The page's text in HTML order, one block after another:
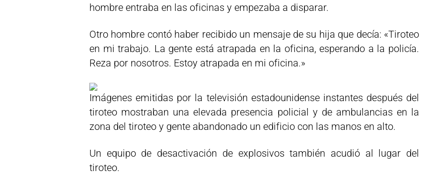
hombre entraba en las oficinas y empezaba a disparar.
Otro hombre contó haber recibido un mensaje de su hija que decía: «Tiroteo
en mi trabajo. La gente está atrapada en la oficina, esperando a la policía.
Reza por nosotros. Estoy atrapada en mi oficina.»
Imágenes emitidas por la televisión estadounidense instantes después del
tiroteo mostraban una elevada presencia policial y de ambulancias en la
zona del tiroteo y gente abandonado un edificio con las manos en alto.
Un equipo de desactivación de explosivos también acudió al lugar del
tiroteo.